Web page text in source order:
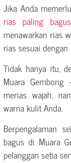
Jika Anda
rias paling
menawarkan rias
rias sesuai
Tidak hanya itu,
Muara
merias wajah,
warna kulit Anda.
Berpengalaman
bagus di Muara
pelanggan setia